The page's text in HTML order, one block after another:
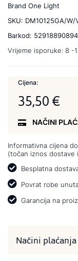
Brand One Light
SKU: DM10125GA/W/
Barkod:
Vrijeme isporuke: 8 -
Cijena:
35,50 €
NAČINI
Informativna cijena
(točan iznos dostave
Besplatna
Povrat robe
Garancija na
Načini plaćanja